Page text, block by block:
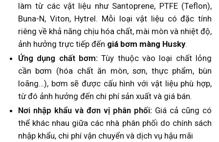
làm từ các vật liệu như Santoprene, PTFE (Teflon),
Buna-N, Viton, Hytrel. Mỗi loại vật liệu có đặc tính
riêng về khả năng chịu hóa chất, mài mòn và nhiệt độ,
ảnh hưởng trực tiếp đến giá bơm màng Husky.
Ứng dụng chất bơm: Tùy thuộc vào loại chất lỏng
cần bơm (hóa chất ăn mòn, sơn, thực phẩm, bùn
loãng…), bơm sẽ được cấu hình với vật liệu phù hợp,
từ đó ảnh hưởng đến chi phí sản xuất và giá bán.
Nơi nhập khẩu và đơn vị phân phối: Giá cả cũng có
thể khác nhau giữa các nhà phân phối do chính sách
nhập khẩu, chi phí vận chuyển và dịch vụ hậu mãi